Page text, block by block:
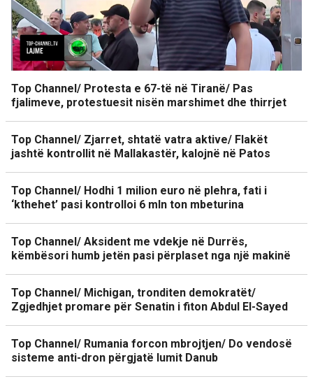
Top Channel/ Protesta e 67-të në Tiranë/ Pas
fjalimeve, protestuesit nisën marshimet dhe thirrjet
Top Channel/ Zjarret, shtatë vatra aktive/ Flakët
jashtë kontrollit në Mallakastër, kalojnë në Patos
Top Channel/ Hodhi 1 milion euro në plehra, fati i
‘kthehet’ pasi kontrolloi 6 mln ton mbeturina
Top Channel/ Aksident me vdekje në Durrës,
këmbësori humb jetën pasi përplaset nga një makinë
Top Channel/ Michigan, tronditen demokratët/
Zgjedhjet promare për Senatin i fiton Abdul El-Sayed
Top Channel/ Rumania forcon mbrojtjen/ Do vendosë
sisteme anti-dron përgjatë lumit Danub